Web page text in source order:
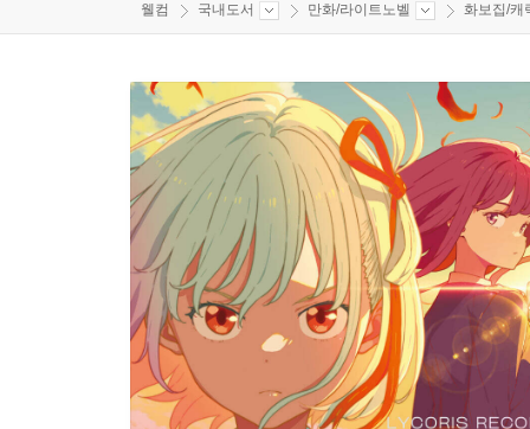
웰컴 국내도서 만화/라이트노벨 화보집/캐